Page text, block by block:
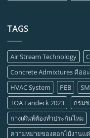
TAGS
Air Stream Technology
Concrete Admixtures คืออ
HVAC System
PEB
TOA Fandeck 2023
กรม
กางเต๊นท์ต้องทำประกันไหม
ความหมายของดอกไม้งานแ